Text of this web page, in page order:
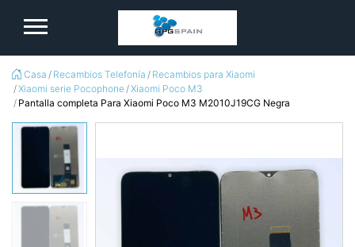
Casa Recambios Telefonía
Recambios para Xiaomi
Xiaomi serie Pocophone Xiaomi Poco M3
Pantalla completa Para Xiaomi Poco M3 M2010J19CG Negra